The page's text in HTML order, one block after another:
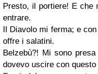
Presto, il portiere! E che
entrare.
Il Diavolo mi ferma; e
offre i salatini.
Belzebù?! Mi sono
dovevo uscire con questo